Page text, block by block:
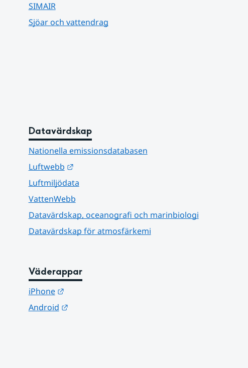
SIMAIR
Sjöar och vattendrag
Datavärdskap
Nationella emissionsdatabasen
Luftwebb
Länk till annan webbplats.
Luftmiljödata
VattenWebb
Datavärdskap, oceanografi och marinbiologi
Datavärdskap för atmosfärkemi
Väderappar
iPhone
Länk till annan webbplats.
Android
Länk till annan webbplats.